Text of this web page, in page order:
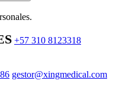
+57 310 8123318
gestor@xingmedical.com